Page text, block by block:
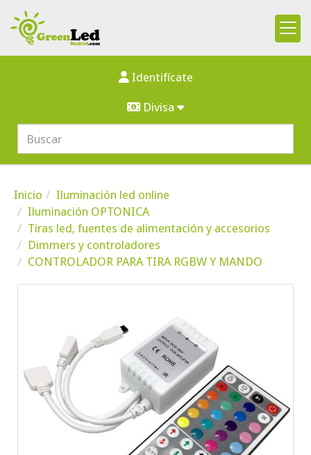
Identifícate
Divisa
Inicio
Iluminación led online
Iluminación OPTONICA
Tiras led, fuentes de alimentación y accesorios
Dimmers y controladores
CONTROLADOR PARA TIRA RGBW Y MANDO